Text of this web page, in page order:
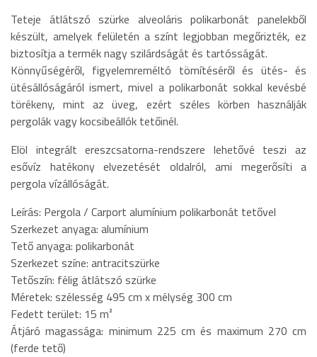
Teteje átlátszó szürke alveoláris polikarbonát panelekből
készült, amelyek felületén a színt legjobban megőrizték, ez
biztosítja a termék nagy szilárdságát és tartósságát.
Könnyűségéről, figyelemreméltó tömítéséről és ütés- és
ütésállóságáról ismert, mivel a polikarbonát sokkal kevésbé
törékeny, mint az üveg, ezért széles körben használják
pergolák vagy kocsibeállók tetőinél.
Elöl integrált ereszcsatorna-rendszere lehetővé teszi az
esővíz hatékony elvezetését oldalról, ami megerősíti a
pergola vízállóságát.
Leírás: Pergola / Carport alumínium polikarbonát tetővel
Szerkezet anyaga: alumínium
Tető anyaga: polikarbonát
Szerkezet színe: antracitszürke
Tetőszín: félig átlátszó szürke
Méretek: szélesség 495 cm x mélység 300 cm
Fedett terület: 15 m²
Átjáró magassága: minimum 225 cm és maximum 270 cm
(ferde tető)